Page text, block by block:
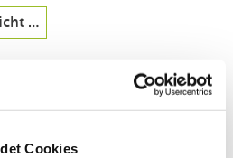
Cookies
…
Wäschewaschen:
von Berufsbekleidung